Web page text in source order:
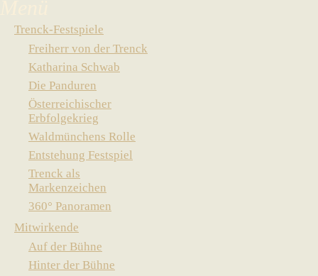
Trenck-Festspiele
Freiherr von der Trenck
Katharina Schwab
Die Panduren
Österreichischer
Erbfolgekrieg
Waldmünchens Rolle
Entstehung Festspiel
Trenck als
Markenzeichen
360° Panoramen
Mitwirkende
Auf der Bühne
Hinter der Bühne